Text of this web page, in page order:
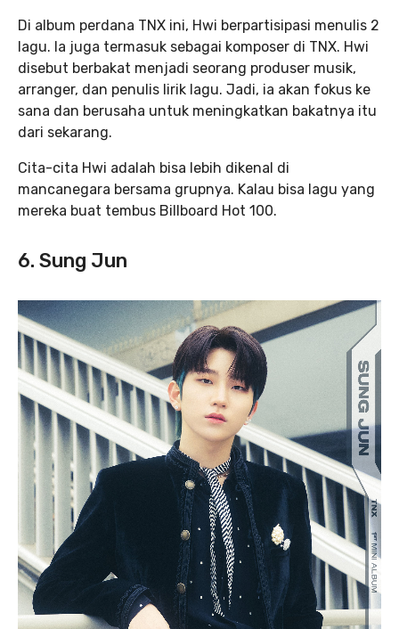
Di album perdana TNX ini, Hwi berpartisipasi menulis 2
lagu. Ia juga termasuk sebagai komposer di TNX. Hwi
disebut berbakat menjadi seorang produser musik,
arranger, dan penulis lirik lagu. Jadi, ia akan fokus ke
sana dan berusaha untuk meningkatkan bakatnya itu
dari sekarang.
Cita-cita Hwi adalah bisa lebih dikenal di
mancanegara bersama grupnya. Kalau bisa lagu yang
mereka buat tembus Billboard Hot 100.
6. Sung Jun